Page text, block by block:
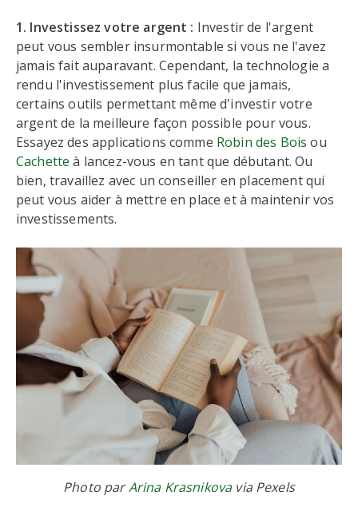
1. Investissez votre argent : Investir de l'argent
peut vous sembler insurmontable si vous ne l'avez
jamais fait auparavant. Cependant, la technologie a
rendu l'investissement plus facile que jamais,
certains outils permettant même d'investir votre
argent de la meilleure façon possible pour vous.
Essayez des applications comme Robin des Bois ou
Cachette à lancez-vous en tant que débutant. Ou
bien, travaillez avec un conseiller en placement qui
peut vous aider à mettre en place et à maintenir vos
investissements.
Photo parArina Krasnikovavia Pexels